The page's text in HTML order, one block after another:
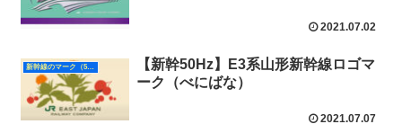
2021.07.02
新幹線のマーク（50Hz）
【新幹50Hz】E3系山形新幹線ロゴマ
ーク（べにばな）
2021.07.07